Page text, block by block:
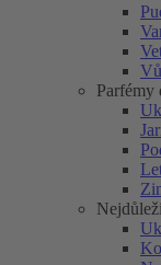
Parfémy